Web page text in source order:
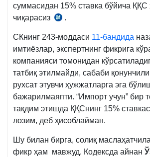
суммасидан 15% ставка бўйича ҚҚС
чиқарасиз
СК
.
СКнинг 243-моддаси 11-бандида
имтиёзлар, экспертнинг фикрига
компанияси томонидан
татбиқ этилмайди, сабаби
рухсат этувчи ҳужжатларга эга
бажарилмаяпти. “Импорт учун”
тақдим этишда ҚҚСнинг 15%
лозим, деб ҳисоблайман.
Шу билан бирга, солиқ
фикр ҳам мавжуд. Кодексда айнан